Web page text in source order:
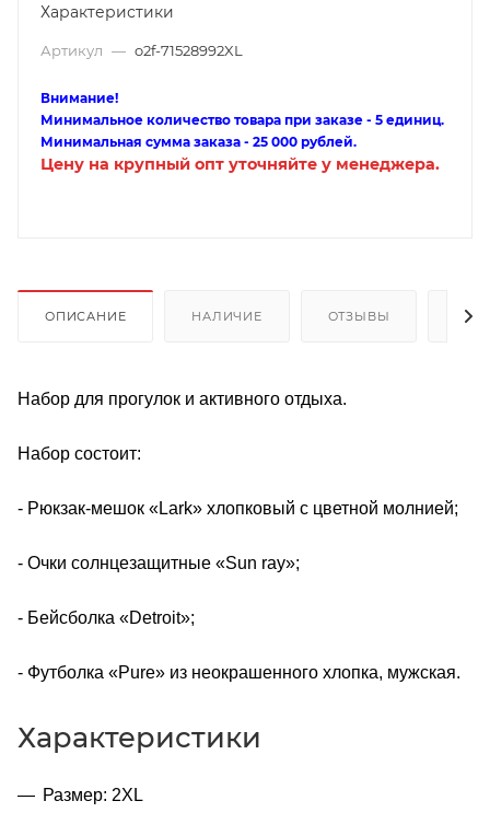
Характеристики
Артикул — o2f-71528992XL
Внимание!
Минимальное количество товара при заказе - 5 единиц.
Минимальная сумма заказа - 25 000 рублей.
Цену на крупный опт уточняйте у менеджера.
ОПИСАНИЕ НАЛИЧИЕ ОТЗЫВЫ
Набор для прогулок и активного отдыха.
Набор состоит:
- Рюкзак-мешок «Lark» хлопковый с цветной молнией;
- Очки солнцезащитные «Sun ray»;
- Бейсболка «Detroit»;
- Футболка «Pure» из неокрашенного хлопка, мужская.
Характеристики
Размер: 2XL